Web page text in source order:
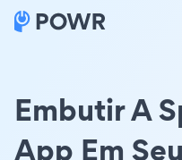
Embutir A
App Em Seu